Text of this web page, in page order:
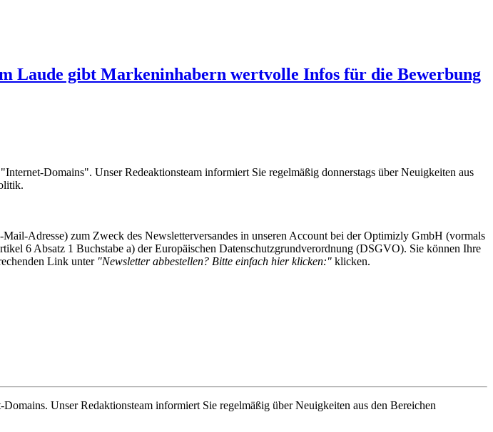
Laude gibt Markeninhabern wertvolle Infos für die Bewerbung
Domains". Unser Redeaktionsteam informiert Sie regelmäßig donnerstags über Neuigkeiten aus
Adresse) zum Zweck des Newsletterversandes in unseren Account bei der Optimizly GmbH (vormals
6 Absatz 1 Buchstabe a) der Europäischen Datenschutzgrundverordnung (DSGVO). Sie können Ihre
Link unter "Newsletter abbestellen? Bitte einfach hier klicken:" klicken.
Unser Redaktionsteam informiert Sie regelmäßig über Neuigkeiten aus den Bereichen